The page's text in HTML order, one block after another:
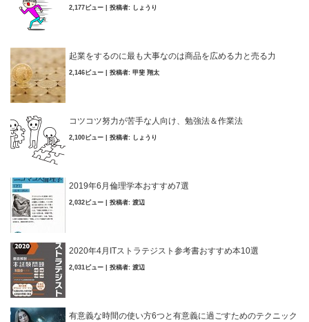
2,177ビュー 投稿者: しょうり
起業をするのに最も大事なのは商品を広める力と売る力
2,146ビュー 投稿者: 甲斐 翔太
コツコツ努力が苦手な人向け、勉強法＆作業法
2,100ビュー 投稿者: しょうり
2019年6月倫理学本おすすめ7選
2,032ビュー 投稿者: 渡辺
2020年4月ITストラテジスト参考書おすすめ本10選
2,031ビュー 投稿者: 渡辺
有意義な時間の使い方6つと有意義に過ごすためのテクニック